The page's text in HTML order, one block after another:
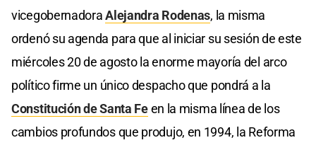
vicegobernadoraAlejandra Rodenas, la misma
ordenó su agenda para que al iniciar su sesión de este
miércoles 20 de agosto la enorme mayoría del arco
político firme un único despacho que pondrá a la
Constitución de Santa Feen la misma línea de los
cambios profundos que produjo, en 1994, la Reforma